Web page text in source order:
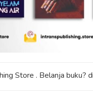
Store . Belanja buku?